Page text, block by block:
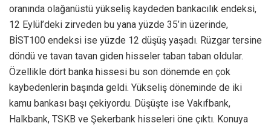
oranında olağanüstü yükseliş kaydeden bankacılık endeksi,
12 Eylül’deki zirveden bu yana yüzde 35’in üzerinde,
BİST100 endeksi ise yüzde 12 düşüş yaşadı. Rüzgar tersine
döndü ve tavan tavan giden hisseler taban taban oldular.
Özellikle dört banka hissesi bu son dönemde en çok
kaybedenlerin başında geldi. Yükseliş döneminde de iki
kamu bankası başı çekiyordu. Düşüşte ise Vakıfbank,
Halkbank, TSKB ve Şekerbank hisseleri öne çıktı. Konuya